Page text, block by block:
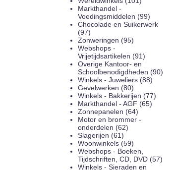
Markthandel -
Voedingsmiddelen (99)
Chocolade en Suikerwerk
(97)
Zonweringen (95)
Webshops -
Vrijetijdsartikelen (91)
Overige Kantoor- en
Schoolbenodigdheden (90)
Winkels - Juweliers (88)
Gevelwerken (80)
Winkels - Bakkerijen (77)
Markthandel - AGF (65)
Zonnepanelen (64)
Motor en brommer -
onderdelen (62)
Slagerijen (61)
Woonwinkels (59)
Webshops - Boeken,
Tijdschriften, CD, DVD (57)
Winkels - Sieraden en